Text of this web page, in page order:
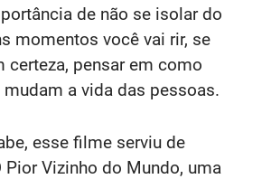
de não se isolar do
momentos você vai rir, se
certeza, pensar em como
a vida das pessoas.
esse filme serviu de
Pior Vizinho do Mundo, uma